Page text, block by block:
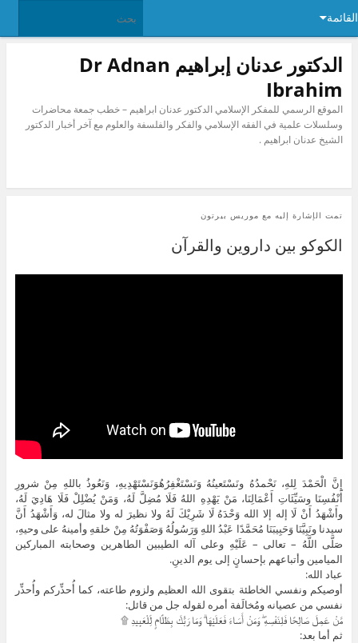
القائمة
الدكتور عدنان إبراهيم Dr Adnan
Ibrahim
الموقع الرسمي للمفكر الإسلامي الدكتور عدنان ابراهيم – خطب جمعة محاضرات
وسلسلات علمية في الفقه الإسلامي والفكر والفلسفة والعلوم مع آخر أخبار الدكتور
الشيخ عدنان ابراهيم .
تمت الإشارة إليه مع موريس بيرتون
الكوكو بين داروين والقرآن
إِنَّ الْحَمْدَ لِلهِ، نَحْمدُهُ ونَسْتَعينُهُ وَنَسْتَغْفِرُهُوَنَسْتَهْدِيهِ، وَنَعُوذُ باللهِ مِنْ شرورِ
أَنْفُسِنَا وسَيِّئَاتِ أَعْمَالِنَا، مَنْ يَهْدِهِ اللهُ فَلَا مُضِلَّ لَهُ، وَمَنْ يُضْلِلْ فَلَا هَادِيَ لَهُ،
وأَشْهَدُ أَنْ لَا إله إلا الله وَحْدَهُ لَا شَرِيْكَ لَهُ ولا نظيرَ له ولا مثالَ له، وَأَشْهَدُ أَنَّ
سيدنا ونَبِيَّنَا وَحَبِيبَنَا مُحَمَّدًا عَبْدُ اللهِ وَرَسُولُهُ وَصَفْوَتُهُ مِنْ خلقهِ وأمينهُ على وحيهِ،
صَلَّى اللَّهُ – تعالى – عَلَيْهِ وعلى آله الطيبين الطاهرين وصحابته المباركين
الميامين وأتباعهم بإحسانٍ إلى يوم الدينِ.
عباد الله:
أوصيكم ونفسي الخاطئة بتقوى الله العظيم ولزوم طاعته، كما أُحذِّركم وأُحذِّر
نفسي من عصيانه ومُخالَفة أمره لقوله جل من قائل:
مَّنْ عَمِلَ صَالِحًا فَلِنَفْسِهِ ۖ وَمَنْ أَسَاءَ فَعَلَيْهَا ۗ وَمَا رَبُّكَ بِظَلَّامٍ لِّلْعَبِيدِ ۩
ثم أما بعد: